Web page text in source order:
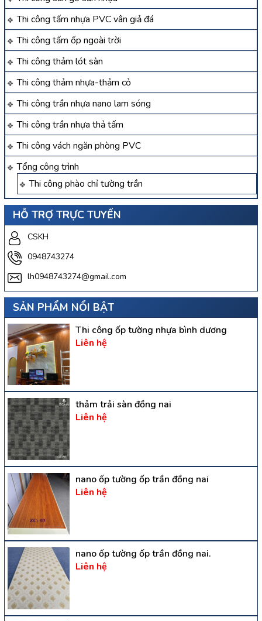
Thi công tấm nhựa PVC vân giả đá
Thi công tấm ốp ngoài trời
Thi công thảm lót sàn
Thi công thảm nhựa-thảm cỏ
Thi công trần nhựa nano lam sóng
Thi công trần nhựa thả tấm
Thi công vách ngăn phòng PVC
Tổng công trình
Thi công phào chỉ tường trần
HỖ TRỢ TRỰC TUYẾN
CSKH
0948743274
lh0948743274@gmail.com
SẢN PHẨM NỔI BẬT
Thi công ốp tường nhựa bình dương
Liên hệ
thảm trải sàn đồng nai
Liên hệ
nano ốp tường ốp trần đồng nai
Liên hệ
nano ốp tường ốp trần đồng nai.
Liên hệ